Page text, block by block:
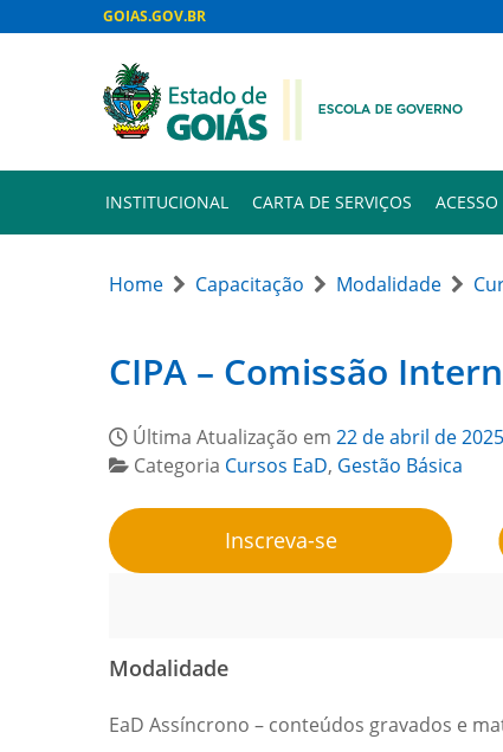
GOIAS.GOV.BR
INSTITUCIONAL CARTA DE SERVIÇOS
Home Capacitação Modalidade
CIPA – Comissão
Última Atualização em 22 de abril de 2025
Categoria Cursos EaD, Gestão Básica
Inscreva-se
Modalidade
EaD Assíncrono – conteúdos gravados e